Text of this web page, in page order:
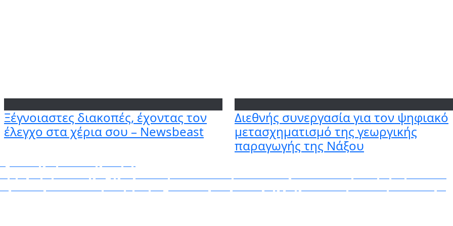
Ξέγνοιαστες διακοπές, έχοντας τον
έλεγχο στα χέρια σου – Newsbeast
Διεθνής συνεργασία για τον ψηφιακό
μετασχηματισμό της γεωργικής
παραγωγής της Νάξου